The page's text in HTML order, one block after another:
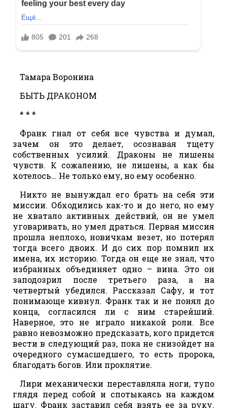
Тамара Воронина
БЫТЬ ДРАКОНОМ
* * *
Франк гнал от себя все чувства и думал,
зачем он это делает, осознавая тщету
собственных усилий. Драконы не лишены
чувств. К сожалению, не лишены, а как бы
хотелось… Не только ему, но ему особенно.
Никто не вынуждал его брать на себя эти
миссии. Обходились как-то и до него, но ему
не хватало активных действий, он не умел
уговаривать, но умел драться. Первая миссия
прошла неплохо, новичкам везет, но потерял
тогда всего двоих. И до сих пор помнил их
имена, их историю. Тогда он еще не знал, что
избранных объединяет одно – вина. Это он
заподозрил после третьего раза, а на
четвертый убедился. Рассказал Сафу, и тот
понимающе кивнул. Франк так и не понял до
конца, согласился ли с ним старейший.
Наверное, это не играло никакой роли. Все
равно невозможно предсказать, кого придется
вести в следующий раз, пока не снизойдет на
очередного сумасшедшего, то есть пророка,
благодать богов. Или проклятие.
Лири механически переставляла ноги, тупо
глядя перед собой и спотыкаясь на каждом
шагу. Франк заставил себя взять ее за руку.